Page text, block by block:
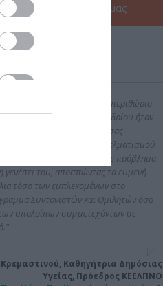
Δείτε την μας
το γεγονός ότι το χρονικό περιθώριο
του εφετινού Συνεδρίου ήταν
βραχύ, οι συνεργάτες σας
υψηλό επίπεδο επαγγελματισμού
ευσυνειδησίας λύνοντας κάθε πρόβλημα
γενέσει του, αποσπώντας τα ευμενή
τόσο των εμπλεκομένων στο
Συντονιστών και Ομιλητών όσο
υπολοίπων συμμετεχόντων σε
Κρεμαστινού, Καθηγήτρια Δημόσιας
Υγείας, Πρόεδρος ΚΕΕΛΠΝΟ